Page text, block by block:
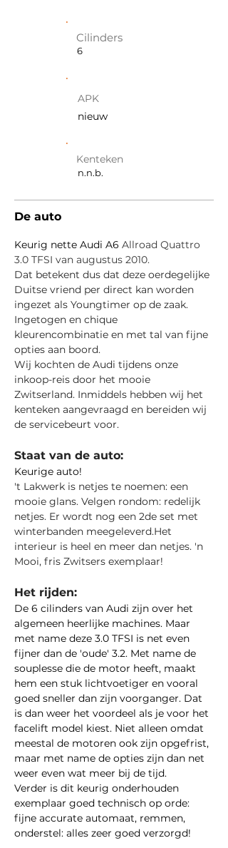
Cilinders
6
APK
nieuw
Kenteken
n.n.b.
De auto
Keurig nette Audi A6 Allroad Quattro
3.0 TFSI van augustus 2010.
Dat betekent dus dat deze oerdegelijke
Duitse vriend per direct kan worden
ingezet als Youngtimer op de zaak.
Ingetogen en chique
kleurencombinatie en met tal van fijne
opties aan boord.
Wij kochten de Audi tijdens onze
inkoop-reis door het mooie
Zwitserland. Inmiddels hebben wij het
kenteken aangevraagd en bereiden wij
de servicebeurt voor.
Staat van de auto:
Keurige auto!
't Lakwerk is netjes te noemen: een
mooie glans. Velgen rondom: redelijk
netjes. Er wordt nog een 2de set met
winterbanden meegeleverd.Het
interieur is heel en meer dan netjes. 'n
Mooi, fris Zwitsers exemplaar!
Het rijden:
De 6 cilinders van Audi zijn over het
algemeen heerlijke machines. Maar
met name deze 3.0 TFSI is net even
fijner dan de 'oude' 3.2. Met name de
souplesse die de motor heeft, maakt
hem een stuk lichtvoetiger en vooral
goed sneller dan zijn voorganger. Dat
is dan weer het voordeel als je voor het
facelift model kiest. Niet alleen omdat
meestal de motoren ook zijn opgefrist,
maar met name de opties zijn dan net
weer even wat meer bij de tijd.
Verder is dit keurig onderhouden
exemplaar goed technisch op orde:
fijne accurate automaat, remmen,
onderstel: alles zeer goed verzorgd!